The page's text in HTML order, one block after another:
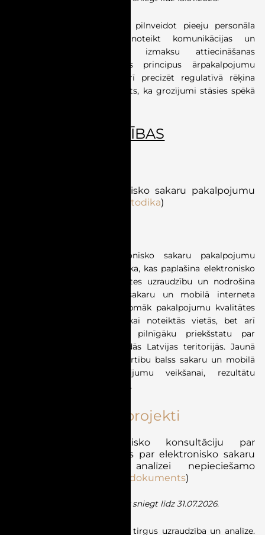
Grozījumu projekts paredz pilnveidot pieeju personāla
izmaksu prognozēšanai, noteikt komunikācijas un
sabiedrības informēšanas izmaksu attiecināšanas
principus, ieviest vienotus principus ārpakalpojumu
izmaksu izvērtēšanai, kā arī precizēt regulatīvā rēķina
izmantošanas kārtību. Plānots, ka grozījumi stāsies spēkā
REGULĒTĀS TIESĪBAS
SPRK pilnveido elektronisko sakaru pakalpojumu
Metodika)
Apstiprināta jauna Elektronisko sakaru pakalpojumu
kvalitātes mērījumu metodika, kas paplašina elektronisko
sakaru pakalpojumu kvalitātes uzraudzību un nodrošina
mūsdienīgu pieeju balss sakaru un mobilā interneta
kvalitātes novērtēšanai. Turpmāk pakalpojumu kvalitātes
mērījumi tiks veikti ne tikai noteiktās vietās, bet arī
kustībā, tādējādi iegūstot pilnīgāku priekšstatu par
pakalpojumu kvalitāti dažādās Latvijas teritorijās. Jaunā
metodika paredz vienotu kārtību balss sakaru un mobilā
interneta kvalitātes mērījumu veikšanai, rezultātu
novērtēšanai un publicēšanai.
Normatīvo aktu projekti
SPRK izsludina publisko konsultāciju par
grozījumiem noteikumos par elektronisko sakaru
pakalpojumu tirgus analīzei nepieciešamo
Konsultāciju dokuments)
Viedokli un priekšlikumus var sniegt līdz 31.07.2026.
Viena no SPRK funkcijām ir tirgus uzraudzība un analīze.